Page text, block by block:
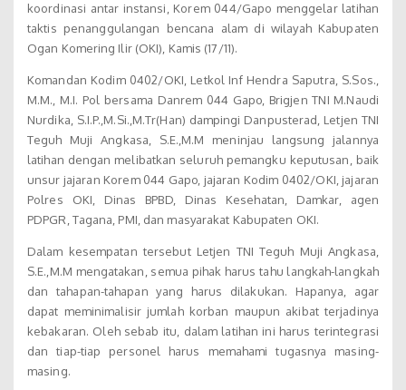
koordinasi antar instansi, Korem 044/Gapo menggelar latihan
taktis penanggulangan bencana alam di wilayah Kabupaten
Ogan Komering Ilir (OKI), Kamis (17/11).
Komandan Kodim 0402/OKI, Letkol Inf Hendra Saputra, S.Sos.,
M.M., M.I. Pol bersama Danrem 044 Gapo, Brigjen TNI M.Naudi
Nurdika, S.I.P.,M.Si.,M.Tr(Han) dampingi Danpusterad, Letjen TNI
Teguh Muji Angkasa, S.E.,M.M meninjau langsung jalannya
latihan dengan melibatkan seluruh pemangku keputusan, baik
unsur jajaran Korem 044 Gapo, jajaran Kodim 0402/OKI, jajaran
Polres OKI, Dinas BPBD, Dinas Kesehatan, Damkar, agen
PDPGR, Tagana, PMI, dan masyarakat Kabupaten OKI.
Dalam kesempatan tersebut Letjen TNI Teguh Muji Angkasa,
S.E.,M.M mengatakan, semua pihak harus tahu langkah-langkah
dan tahapan-tahapan yang harus dilakukan. Hapanya, agar
dapat meminimalisir jumlah korban maupun akibat terjadinya
kebakaran. Oleh sebab itu, dalam latihan ini harus terintegrasi
dan tiap-tiap personel harus memahami tugasnya masing-
masing.